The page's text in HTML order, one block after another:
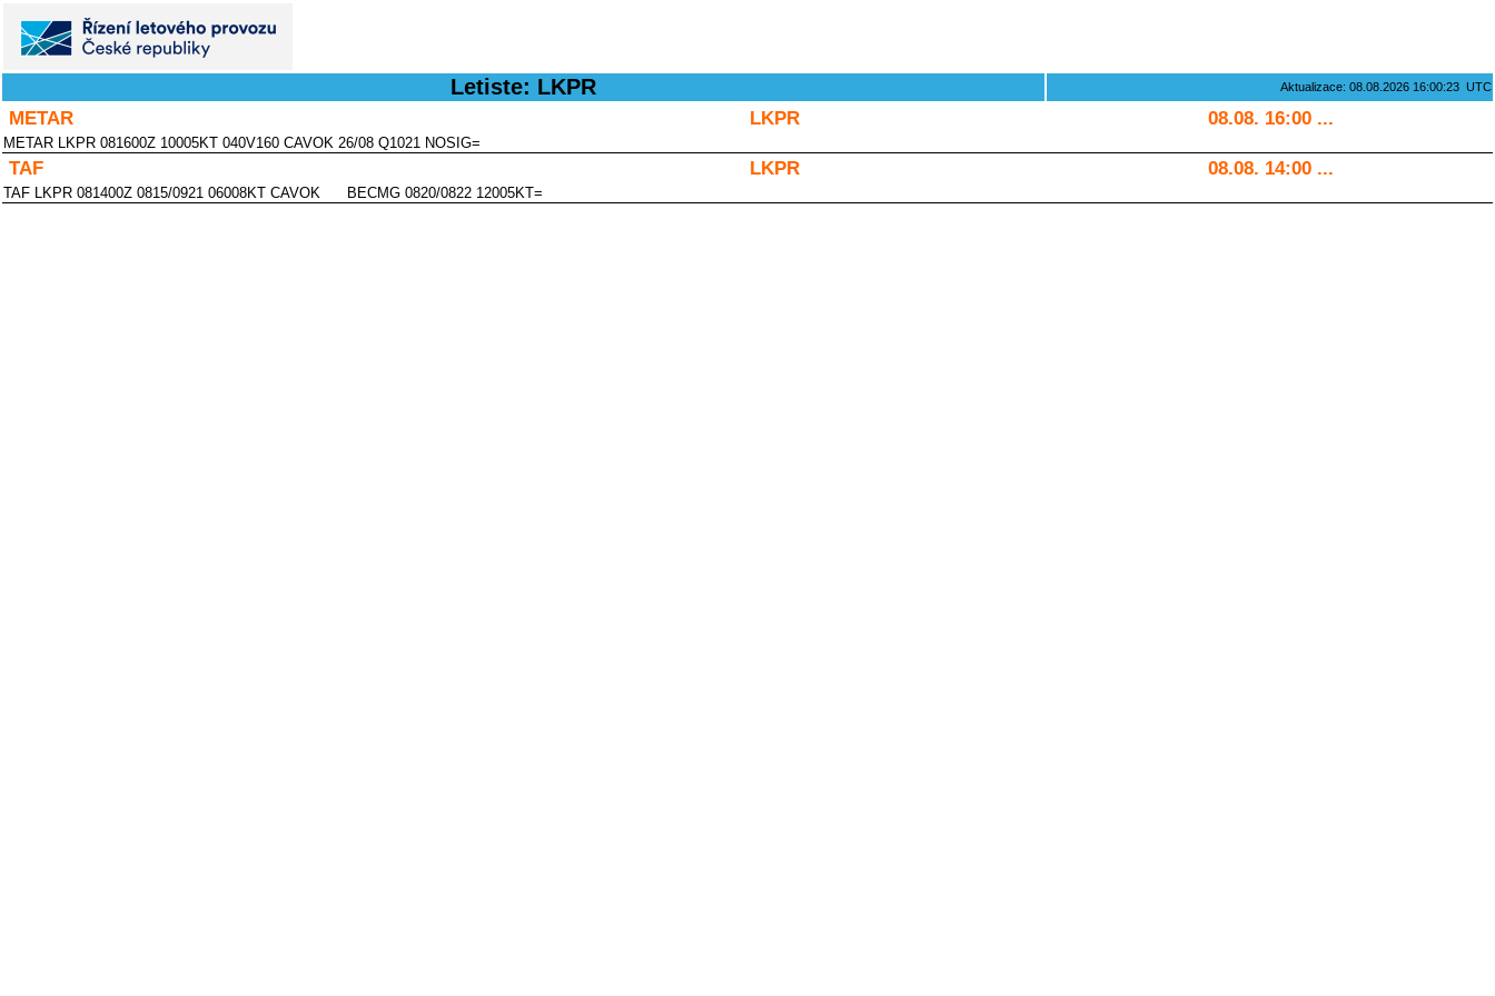
Letiste: LKPR Aktualizace: 08.08.2026 16:00:23 UTC
METAR LKPR 08.08. 16:00 ...
METAR LKPR 081600Z 10005KT 040V160 CAVOK 26/08 Q1021 NOSIG=
TAF LKPR 08.08. 14:00 ...
TAF LKPR 081400Z 0815/0921 06008KT CAVOK BECMG 0820/0822 12005KT=